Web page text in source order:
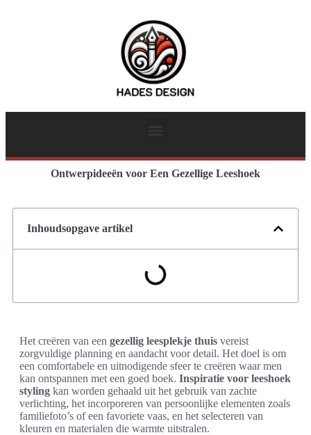
Ontwerpideeën voor Een Gezellige Leeshoek
Inhoudsopgave artikel
Het creëren van een gezellig leesplekje thuis vereist
zorgvuldige planning en aandacht voor detail. Het doel is om
een comfortabele en uitnodigende sfeer te creëren waar men
kan ontspannen met een goed boek. Inspiratie voor leeshoek
styling kan worden gehaald uit het gebruik van zachte
verlichting, het incorporeren van persoonlijke elementen zoals
familiefoto’s of een favoriete vaas, en het selecteren van
kleuren en materialen die warmte uitstralen.